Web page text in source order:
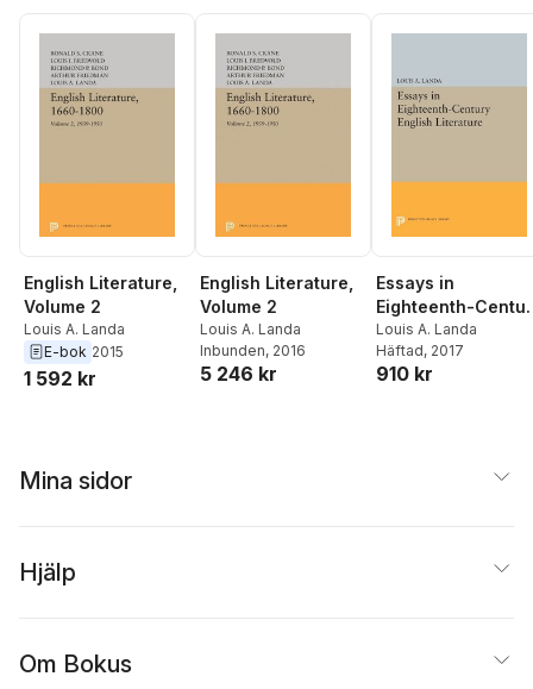
English Literature,
Volume 2
Louis A. Landa
E-bok 2015
1 592 kr
English Literature,
Volume 2
Louis A. Landa
Inbunden, 2016
5 246 kr
Essays in
Eighteenth-
English Literature
Louis A. Landa
Häftad, 2017
910 kr
Mina sidor
Hjälp
Om Bokus